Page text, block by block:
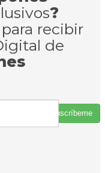
?
para recibir
de
Suscríbeme